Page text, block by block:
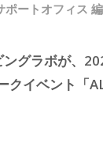
ートオフィス
グラボが、
クイベント「